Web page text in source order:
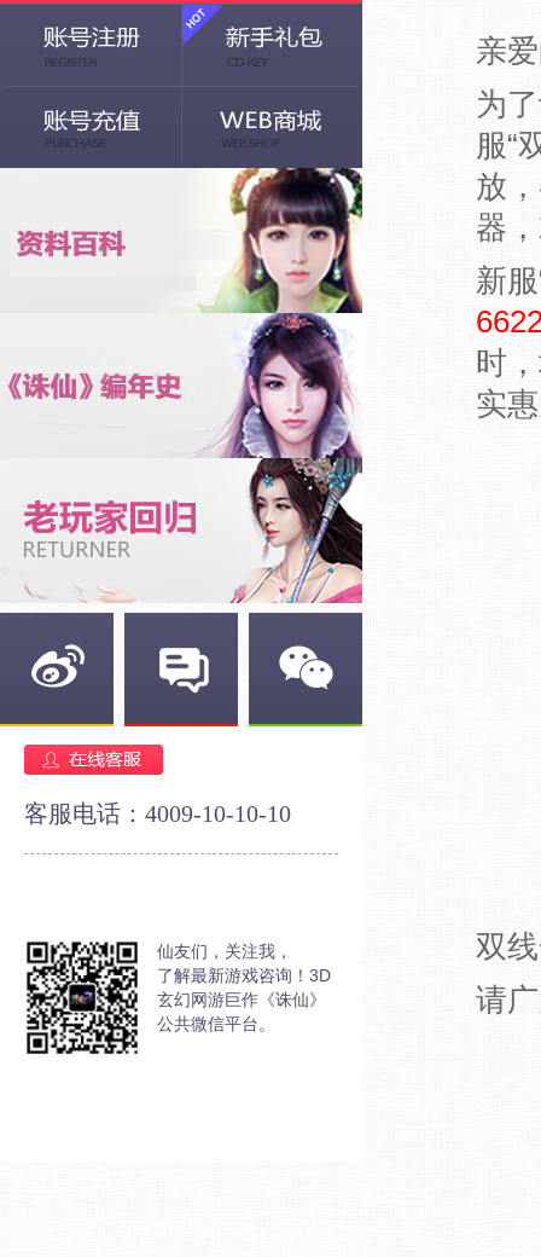
客服电话：4009-10-10-10
仙友们，关注我，
了解最新游戏咨询！3D
玄幻网游巨作《诛仙》
公共微信平台。
亲
为
服“
放
器
新
时
实
双
请